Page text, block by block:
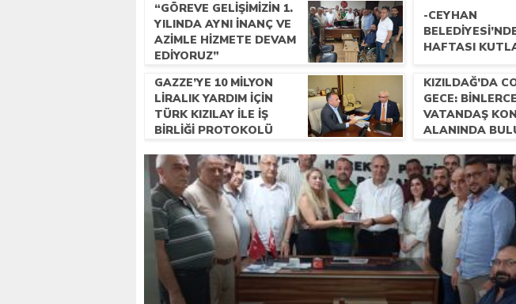
“GÖREVE GELIŞIMIZIN 1.
YILINDA AYNI INANÇ VE
AZIMLE HIZMETE DEVAM
EDIYORUZ”
-CEYHAN
HAFTASI
GAZZE’YE 10 MILYON
LIRALIK YARDIM IÇIN
TÜRK KIZILAY ILE IŞ
BIRLIĞI PROTOKOLÜ
KIZILDAĞ’DA
GECE: BINLERCE
VATANDAŞ
ALANINDA